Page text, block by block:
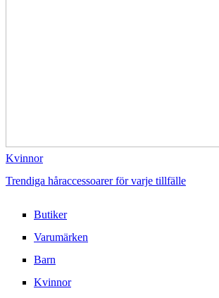
Kvinnor
Trendiga håraccessoarer för varje tillfälle
Butiker
Varumärken
Barn
Kvinnor